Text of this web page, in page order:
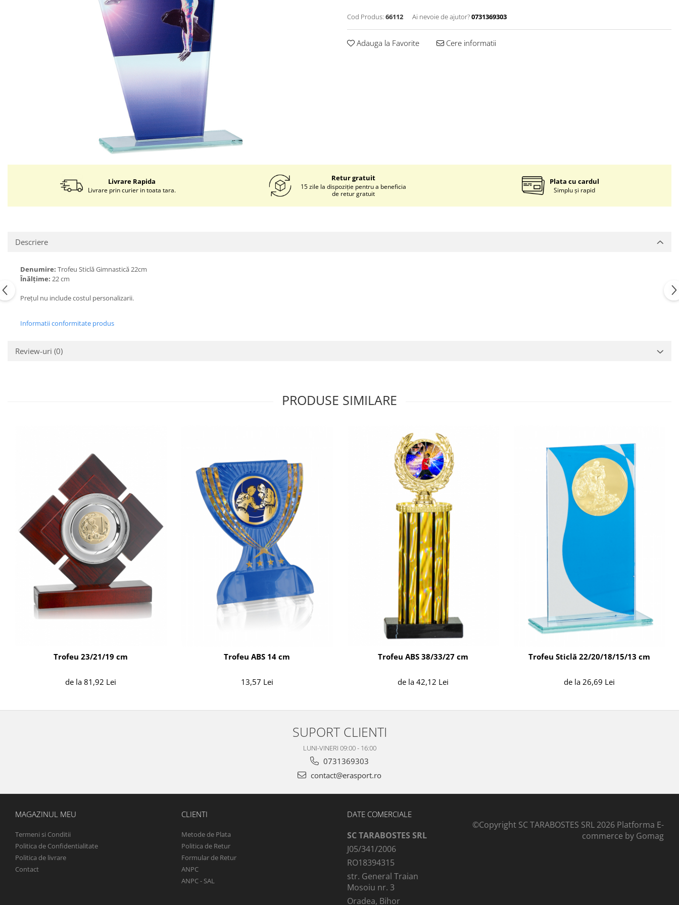
Cod Produs: 66112 Ai nevoie de ajutor?0731369303
Adauga la Favorite Cere informatii
Livrare Rapida
Livrare prin curier in toata tara.
Retur gratuit
15 zile la dispoziție pentru a beneficia
de retur gratuit
Plata cu cardul
Simplu și rapid
Descriere
Denumire: Trofeu Sticlă Gimnastică 22cm
Înălțime: 22 cm
Prețul nu include costul personalizarii.
Informatii conformitate produs
Review-uri (0)
PRODUSE SIMILARE
Trofeu 23/21/19 cm
de la 81,92 Lei
Trofeu ABS 14 cm
13,57 Lei
Trofeu ABS 38/33/27 cm
de la 42,12 Lei
Trofeu Sticlă 22/20/18/15/13 cm
de la 26,69 Lei
SUPORT CLIENTI
LUNI-VINERI 09:00 - 16:00
0731369303
contact@erasport.ro
MAGAZINUL MEU
Termeni si Conditii
Politica de Confidentialitate
Politica de livrare
Contact
CLIENTI
Metode de Plata
Politica de Retur
Formular de Retur
ANPC
ANPC - SAL
DATE COMERCIALE
SC TARABOSTES SRL
J05/341/2006
RO18394315
str. General Traian
Mosoiu nr. 3
Oradea, Bihor
©Copyright SC TARABOSTES SRL 2026 Platforma E-
commerce by Gomag